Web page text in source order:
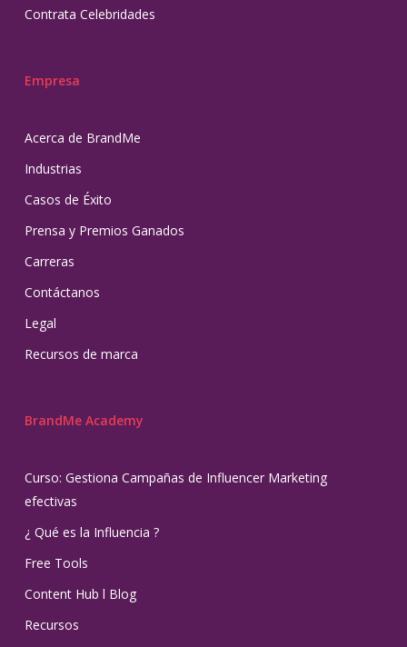
Contrata Celebridades
Empresa
Acerca de BrandMe
Industrias
Casos de Éxito
Prensa y Premios Ganados
Carreras
Contáctanos
Legal
Recursos de marca
BrandMe Academy
Curso: Gestiona Campañas de Influencer Marketing
efectivas
¿ Qué es la Influencia ?
Free Tools
Content Hub l Blog
Recursos